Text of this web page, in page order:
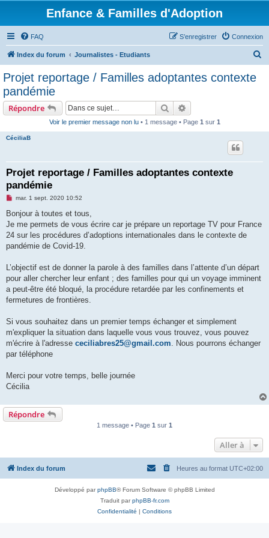
Enfance & Familles d'Adoption
FAQ Connexion
S’enregistrer
Index du forum Journalistes - Etudiants
Projet reportage / Familles adoptantes contexte
pandémie
Répondre Rechercher
Voir le premier message non lu• 1 message • Page 1 sur 1
CéciliaB
Projet reportage / Familles adoptantes contexte
pandémie
M
s
a
g
n
l
u
mar. 1 sept. 2020 10:52
Bonjour à toutes et tous,
Je me permets de vous écrire car je prépare un reportage TV pour France
24 sur les procédures d’adoptions internationales dans le contexte de
pandémie de Covid-19.
L’objectif est de donner la parole à des familles dans l’attente d’un départ
pour aller chercher leur enfant ; des familles ​pour qui un voyage imminent
a peut-être été bloqué, la procédure retardée par les confinements et
fermetures de frontières.
Si vous souhaitez dans un premier temps échanger et simplement
m'expliquer la situation dans laquelle vous vous trouvez, vous pouvez
m'écrire à l'adresse ceciliabres25@gmail.com. Nous pourrons échanger
par téléphone
Merci pour votre temps, belle journée
Cécilia
Répondre
1 message • Page 1 sur 1
Aller à
Index du forum Heures au format UTC+02:00
Développé parphpBB® Forum Software © phpBB Limited
Traduit parphpBB-fr.com
Confidentialité | Conditions